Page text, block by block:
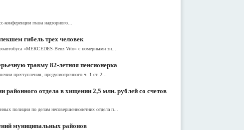
глава надзорного...
гибель трех человек
«MERCEDES-Benz Vito» с номерными зн...
травму 82-летняя пенсионерка
преступления, предусмотренного ч. 1 ст. 2...
отдела в хищении 2,5 млн. рублей со счетов
полиции по делам несовершеннолетних отдела п...
муниципальных районов